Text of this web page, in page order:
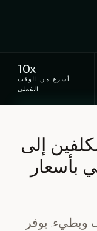
10x
أسرع من الوقت
الفعلي
إلى
بأسعار
وبطيء. يوفر